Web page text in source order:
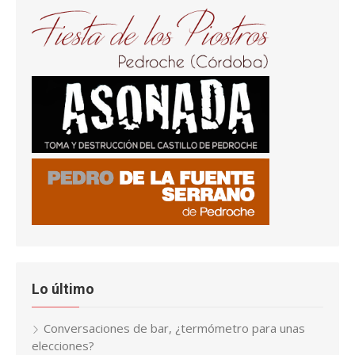
Lo último
Conversaciones de bar, ¿termómetro para unas
elecciones?